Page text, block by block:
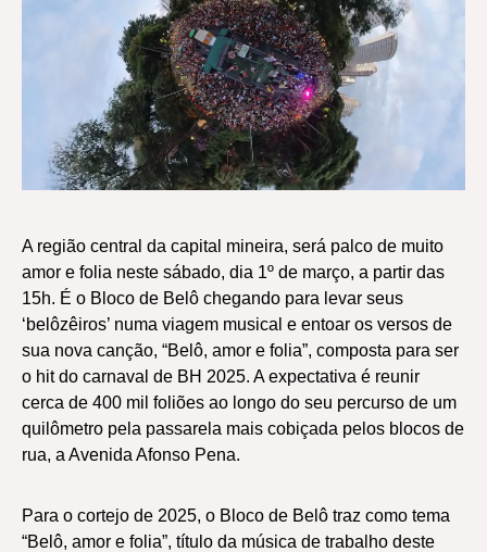
A região central da capital mineira, será palco de muito
amor e folia neste sábado, dia 1º de março, a partir das
15h. É o Bloco de Belô chegando para levar seus
‘belôzêiros’ numa viagem musical e entoar os versos de
sua nova canção, “Belô, amor e folia”, composta para ser
o hit do carnaval de BH 2025. A expectativa é reunir
cerca de 400 mil foliões ao longo do seu percurso de um
quilômetro pela passarela mais cobiçada pelos blocos de
rua, a Avenida Afonso Pena.
Para o cortejo de 2025, o Bloco de Belô traz como tema
“Belô, amor e folia”, título da música de trabalho deste